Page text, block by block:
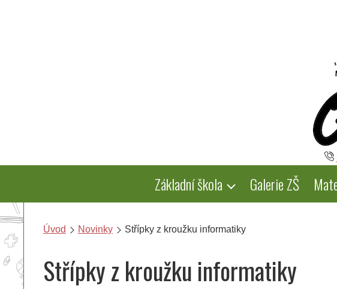
Základní škola Galerie ZŠ
Úvod Novinky Střípky z kroužku informatiky
Střípky z kroužku informatiky